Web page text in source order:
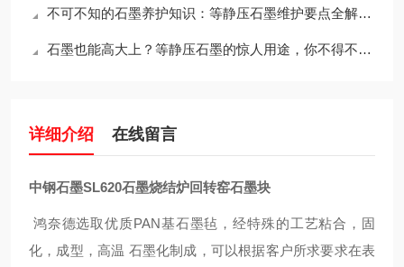
不可不知的石墨养护知识：等静压石墨维护要点全解析！
石墨也能高大上？等静压石墨的惊人用途，你不得不知！
详细介绍 在线留言
中钢石墨SL620石墨烧结炉回转窑石墨块
鸿奈德选取优质PAN基石墨毡，经特殊的工艺粘合，固
化，成型，高温 石墨化制成，可以根据客户所求要求在表